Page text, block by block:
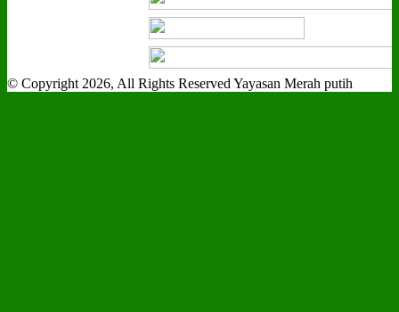
© Copyright 2026, All Rights Reserved Yayasan Merah putih